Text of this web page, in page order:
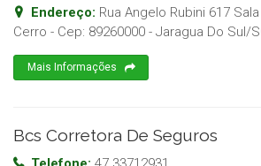
Endereço: Rua Angelo Rubini 617
Cerro - Cep: 89260000 - Jaragua Do Sul/
Mais Informações
Bcs Corretora De Seguros